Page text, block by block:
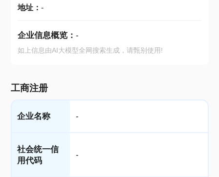
地址： -
企业信息概览： -
如上信息由AI大模型全网搜索生成，请甄别使用!
工商注册
企业名称 -
社会统一信
用代码
-